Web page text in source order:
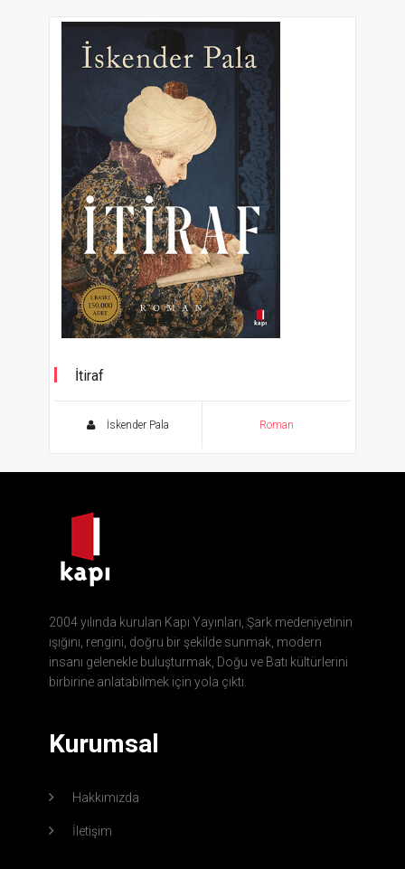
İtiraf
İskender Pala Roman
2004 yılında kurulan Kapı Yayınları, Şark medeniyetinin
ışığını, rengini, doğru bir şekilde sunmak, modern
insanı gelenekle buluşturmak, Doğu ve Batı kültürlerini
birbirine anlatabilmek için yola çıktı.
Kurumsal
Hakkımızda
İletişim